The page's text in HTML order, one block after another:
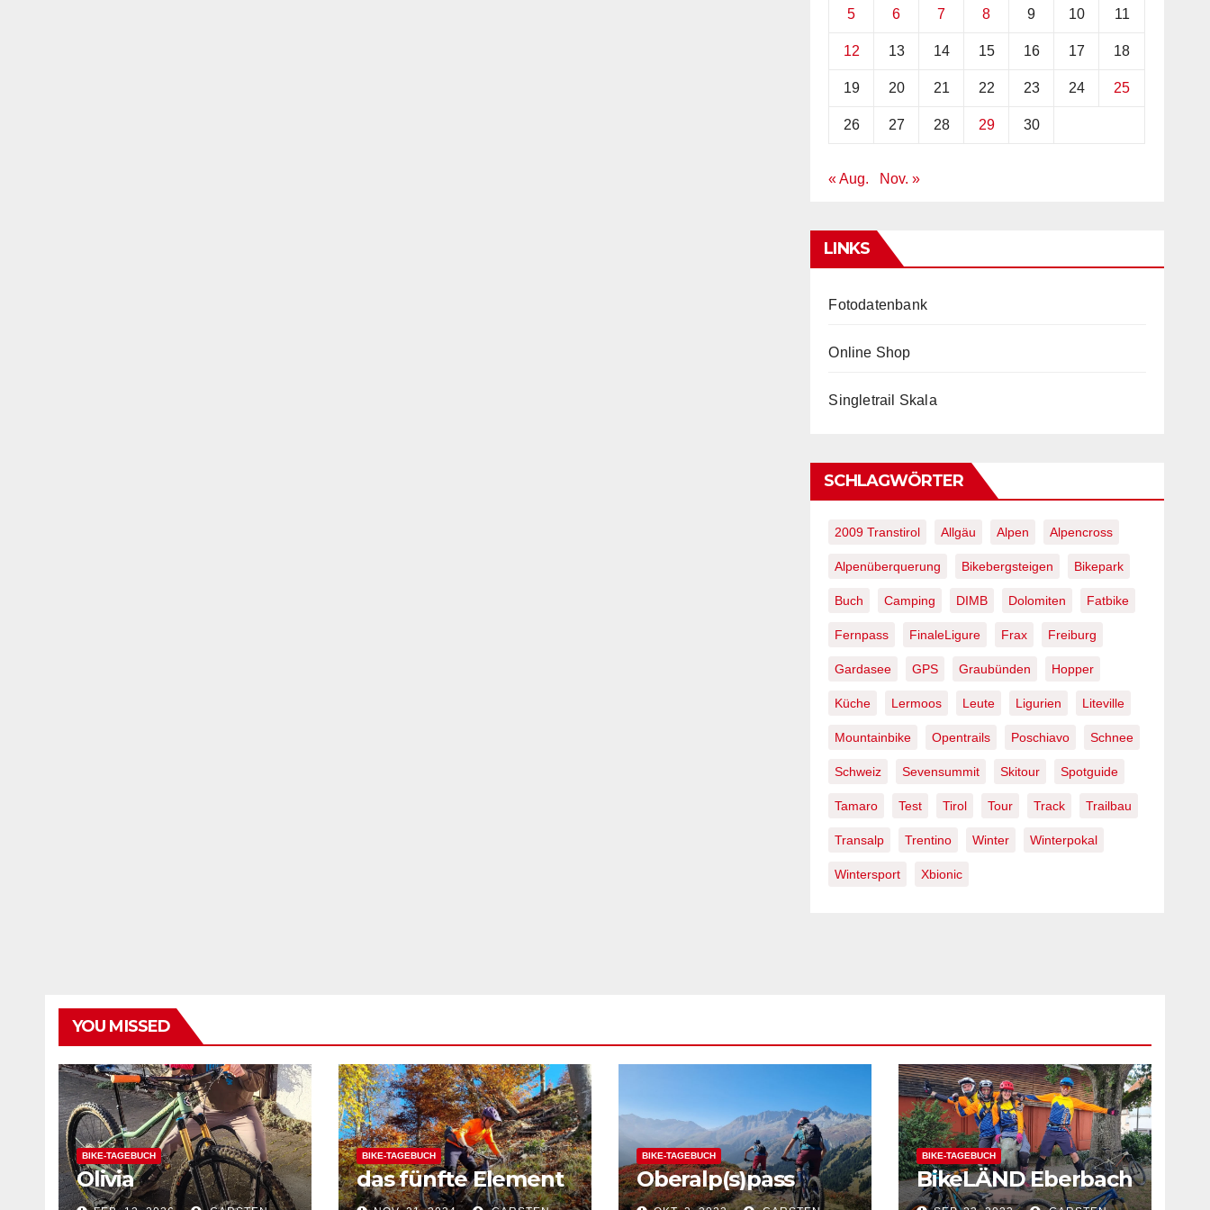
5 6 7 8 9 10 11
12 13 14 15 16 17 18
19 20 21 22 23 24 25
26 27 28 29 30
« Aug. Nov. »
LINKS
Fotodatenbank
Online Shop
Singletrail Skala
SCHLAGWÖRTER
2009 Transtirol Allgäu Alpen Alpencross
Alpenüberquerung Bikebergsteigen Bikepark
Buch Camping DIMB Dolomiten Fatbike
Fernpass FinaleLigure Frax Freiburg
Gardasee GPS Graubünden Hopper
Küche Lermoos Leute Ligurien Liteville
Mountainbike Opentrails Poschiavo Schnee
Schweiz Sevensummit Skitour Spotguide
Tamaro Test Tirol Tour Track Trailbau
Transalp Trentino Winter Winterpokal
Wintersport Xbionic
YOU MISSED
BIKE-TAGEBUCH
Olivia
BIKE-TAGEBUCH
das fünfte Element
BIKE-TAGEBUCH
Oberalp(s)pass
BIKE-TAGEBUCH
BikeLÄND Eberbach